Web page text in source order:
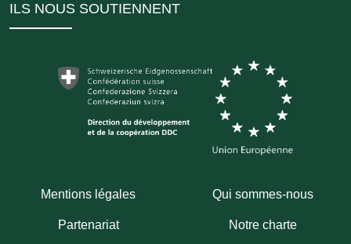
ILS NOUS SOUTIENNENT
Mentions légales Qui sommes-nous
Partenariat Notre charte